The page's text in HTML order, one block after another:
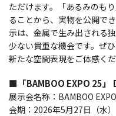
ただけます。「あるみのも
ることから、実物を公開で
示は、金属で生み出される
少ない貴重な機会です。ぜ
新たな空間表現をご体感くだ
■「BAMBOO EXPO 25」
展示会名称：BAMBOO
会期：2026年5月27日（水